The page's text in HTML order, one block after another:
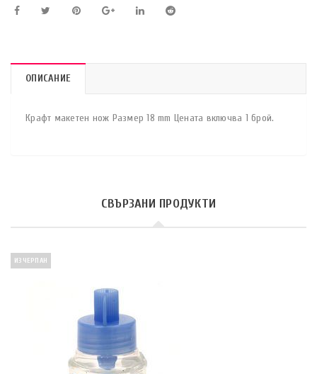
ОПИСАНИЕ
Крафт макетен нож Размер 18 mm Цената включва 1 брой.
СВЪРЗАНИ ПРОДУКТИ
ИЗЧЕРПАН